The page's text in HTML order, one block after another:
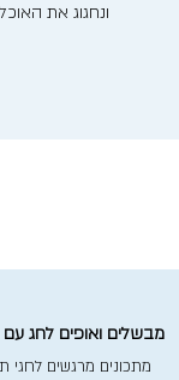
ונחגוג את
מבשלים ואופים לחג עם
מתכונים מרגשים לחגי